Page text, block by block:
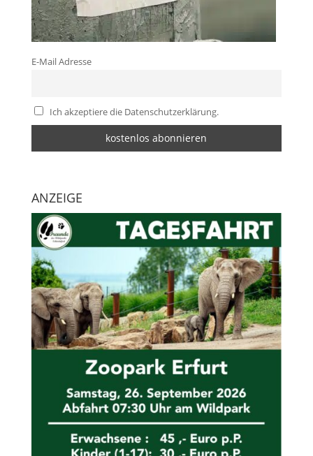
E-Mail Adresse
Ich akzeptiere die Datenschutzerklärung.
ANZEIGE